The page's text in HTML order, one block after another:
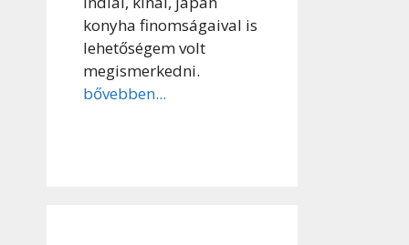
konyha finomságaival is
lehetőségem volt
megismerkedni.
bővebben...